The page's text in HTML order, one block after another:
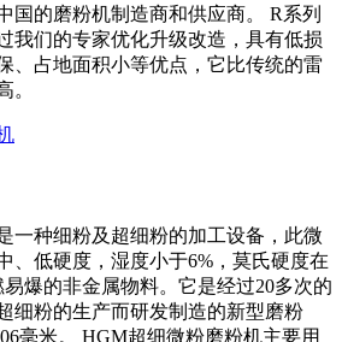
国的磨粉机制造商和供应商。 R系列
我们的专家优化升级改造，具有低损
、占地面积小等优点，它比传统的雷
。
一种细粉及超细粉的加工设备，此微
、低硬度，湿度小于6%，莫氏硬度在
爆的非金属物料。它是经过20多次的
细粉的生产而研发制造的新型磨粉
毫米。 HGM超细微粉磨粉机主要用